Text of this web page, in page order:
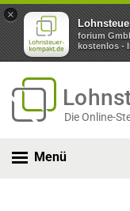
×
forium
kostenlos -
Die Online-
Menü